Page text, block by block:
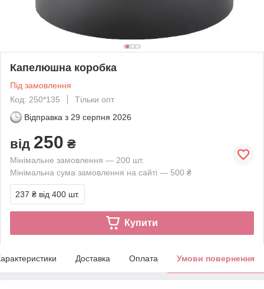
Капелюшна коробка
Під замовлення
Код: 250*135
Тільки опт
Відправка з 29 серпня 2026
від 250 ₴
Мінімальне замовлення — 200 шт.
Мінімальна сума замовлення на сайті — 500 ₴
237 ₴ від 400 шт.
Купити
Доставка Оплата Умови повернення